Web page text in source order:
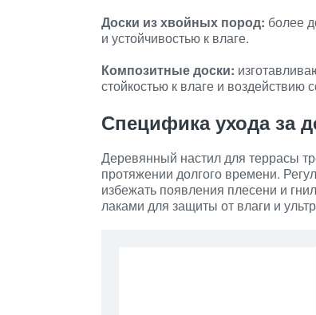
Доски из хвойных пород: более
и устойчивостью к влаге.
Композитные доски:
стойкостью к влаге и воздействию
Специфика ухода за
Деревянный настил для террасы
протяжении долгого времени.
избежать появления плесени и
лаками для защиты от влаги и